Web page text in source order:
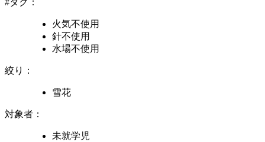
火気不使用
針不使用
水場不使用
絞り：
雪花
対象者：
未就学児